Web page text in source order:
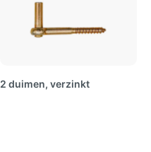
2 duimen, verzinkt